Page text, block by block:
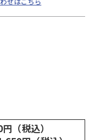
（税込）